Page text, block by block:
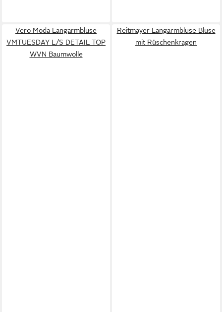
Vero Moda Langarmbluse
VMTUESDAY L/S DETAIL TOP
WVN Baumwolle
Reitmayer Langarmbluse Bluse
mit Rüschenkragen